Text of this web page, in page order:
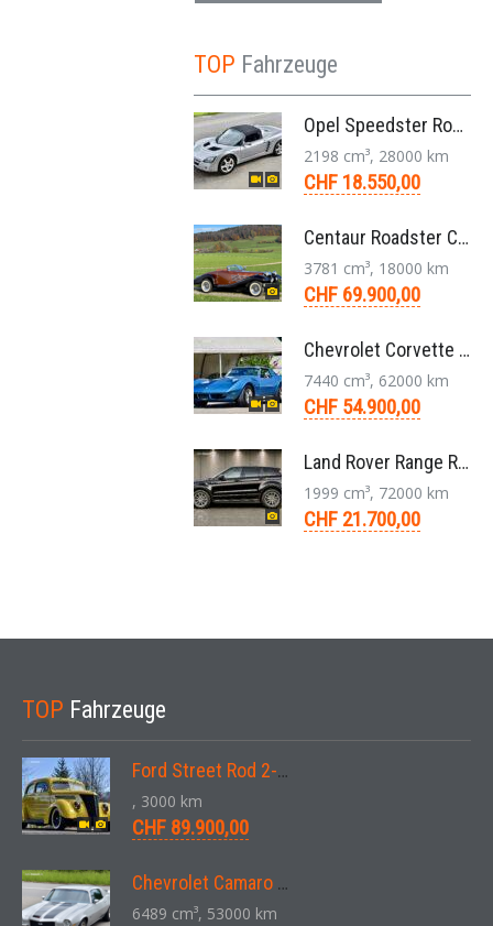
TOP Fahrzeuge
Opel Speedster Roadster 2.2 L Targa 5-Gang 2002
2198 cm³, 28000 km
CHF 18.550,00
Centaur Roadster Convertible 3,8 V6 Aut. 1981
3781 cm³, 18000 km
CHF 69.900,00
Chevrolet Corvette Stingray Targa C3 454-V8 4-Gang 1974
7440 cm³, 62000 km
CHF 54.900,00
Land Rover Range Rover Evoque Compact SUV 2.0 TD4 SE AT9 2017
1999 cm³, 72000 km
CHF 21.700,00
TOP Fahrzeuge
Ford Street Rod 2-Door V8 Aut. 1937
, 3000 km
CHF 89.900,00
Chevrolet Camaro SS 396 LS3 Coupe Aut. 1971
6489 cm³, 53000 km